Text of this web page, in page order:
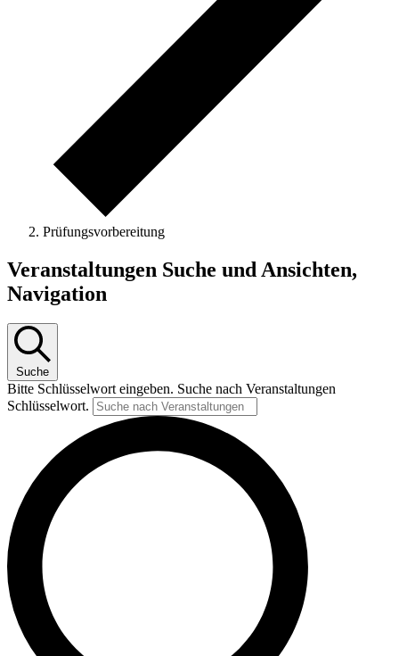
Prüfungsvorbereitung
Veranstaltungen
Veranstaltungen Suche und Ansichten,
Navigation
Suche
Bitte Schlüsselwort eingeben. Suche nach Veranstaltungen
Schlüsselwort.